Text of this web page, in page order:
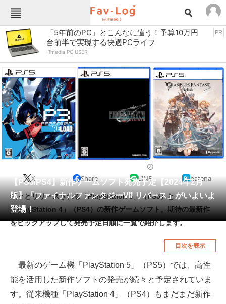
Fav-Logカテゴリー一覧
TOP アウトドア用品
インテリア・収納 おもちゃ・ホビー
カメラ キッチン家電
キッチン用品
コンテンツ・サービス スイーツ・お菓子
スポーツ・レジャー スマホ・携帯電話
パソコン・タブレット ファッション
ペット 家電
工具・DIY 本・DVD・CD
生活家電 生活用品
腕時計 車・バイク
釣り具・釣り用品 食品・飲料・お酒
食器・グラス・カトラリー
「5年前のPC」とこんなに違う！予算10万円
台前半で実現する快適PCライフ
ITmedia PC USER
PR
【PS5/PS4】新作ゲームソフト発売予定【2024年2月
版】「ファイナルファンタジーVII リバース」がいよいよ
登場！
X Share LINE hatena
続々とリリースされる「PlayStation 5」（PS5）と
「PlayStation 4」（PS4）の新作ゲームソフト。期待の最新作
をピックアップして発売予定日順に一覧で紹介します。
目次を表示
最新のゲーム機「PlayStation 5」（PS5）では、高性
能を活用した新作ソフトの発売が続々と予定されていま
す。従来機種「PlayStation 4」（PS4）もまだまだ新作